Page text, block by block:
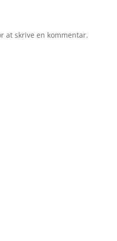
at skrive en kommentar.